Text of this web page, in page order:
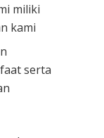
miliki
kami
serta